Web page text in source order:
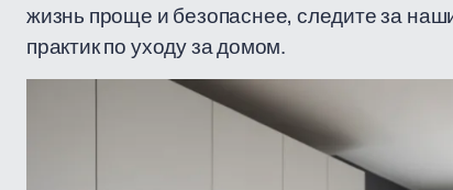
жизнь проще и безопаснее, следите за
практик по уходу за домом.